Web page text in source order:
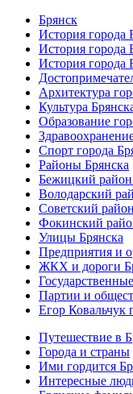
Брянск
История города
История города
История города
Архитектура
Культура
Образование
Спорт города
Районы Брянска
Бежицкий
Володарский
Советский
Фокинский
Улицы Брянска
Предприятия и
ЖКХ и дороги
Партии и
Егор Ковальчук
Путешествие в
Города и страны
Ими гордится
Интересные